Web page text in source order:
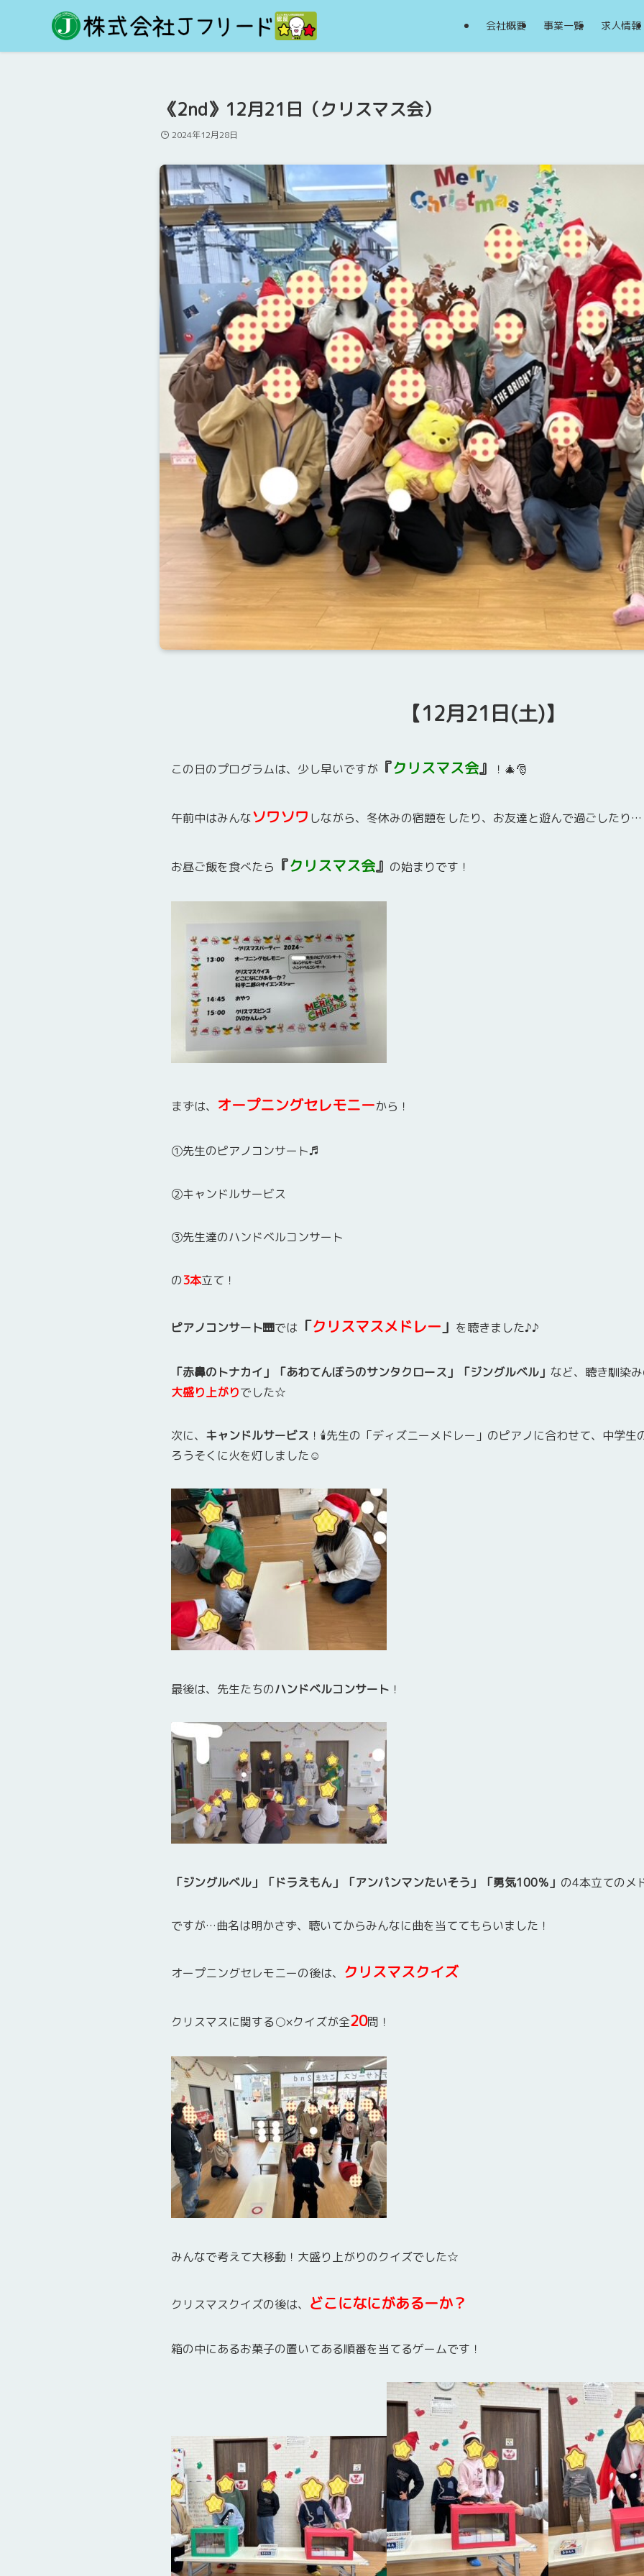
会社概要 事業一覧 求人情報
《2nd》12月21日（クリスマス会）
2024年12月28日
【12月21日(土)】
この日のプログラムは、少し早いですが 『クリスマス会』 ！🎄🎅
午前中はみんなソワソワ しながら、冬休みの宿題をしたり、お友達と遊んで過ごしたり…
お昼ご飯を食べたら 『クリスマス会』 の始まりです！
まずは、 オープニングセレモニーから！
①先生のピアノコンサート♬
②キャンドルサービス
③先生達のハンドベルコンサート
の3本立て！
ピアノコンサート🎹では 「クリスマスメドレー 」 を聴きました♪♪
「赤鼻のトナカイ」「あわてんぼうのサンタクロース」「ジングルベル」 など、聴き馴染
大盛り上がりでした☆
次に、 キャンドルサービス ！🕯先生の「ディズニーメドレー」のピアノに合わせて、中学
ろうそくに火を灯しました☺
最後は、先生たちのハンドベルコンサート ！
「ジングルベル」「ドラえもん」「アンパンマンたいそう」「勇気100％」 の4本立てのメ
ですが…曲名は明かさず、聴いてからみんなに曲を当ててもらいました！
オープニングセレモニーの後は、 クリスマスクイズ
クリスマスに関する○×クイズが全20問！
みんなで考えて大移動！大盛り上がりのクイズでした☆
クリスマスクイズの後は、 どこになにがあるーか？
箱の中にあるお菓子の置いてある順番を当てるゲームです！